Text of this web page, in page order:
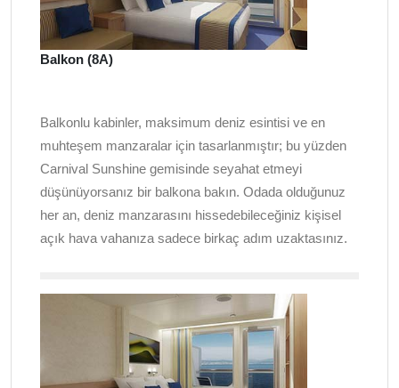
Balkon (8A)
Balkonlu kabinler, maksimum deniz esintisi ve en
muhteşem manzaralar için tasarlanmıştır; bu yüzden
Carnival Sunshine gemisinde seyahat etmeyi
düşünüyorsanız bir balkona bakın. Odada olduğunuz
her an, deniz manzarasını hissedebileceğiniz kişisel
açık hava vahanıza sadece birkaç adım uzaktasınız.